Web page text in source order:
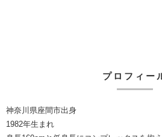
プロフィー
神奈川県座間市出身
1982年生まれ